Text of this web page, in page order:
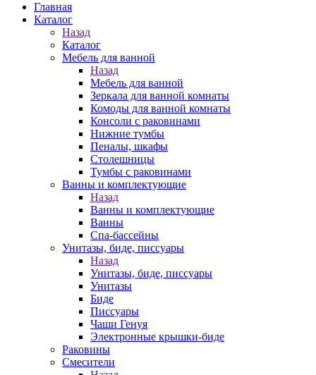
Главная
Каталог
Назад
Каталог
Мебель для ванной
Назад
Мебель для ванной
Зеркала для ванной комнаты
Комоды для ванной комнаты
Консоли с раковинами
Нижние тумбы
Пеналы, шкафы
Столешницы
Тумбы с раковинами
Ванны и комплектующие
Назад
Ванны и комплектующие
Ванны
Спа-бассейны
Унитазы, биде, писсуары
Назад
Унитазы, биде, писсуары
Унитазы
Биде
Писсуары
Чаши Генуя
Электронные крышки-биде
Раковины
Смесители